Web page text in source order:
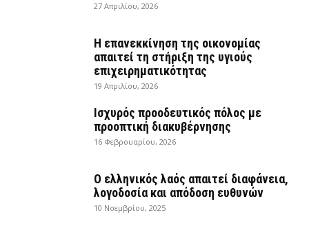
27 Απριλίου, 2026
Η επανεκκίνηση της οικονομίας
απαιτεί τη στήριξη της υγιούς
επιχειρηματικότητας
19 Απριλίου, 2026
Ισχυρός προοδευτικός πόλος με
προοπτική διακυβέρνησης
16 Φεβρουαρίου, 2026
Ο ελληνικός λαός απαιτεί διαφάνεια,
λογοδοσία και απόδοση ευθυνών
10 Νοεμβρίου, 2025